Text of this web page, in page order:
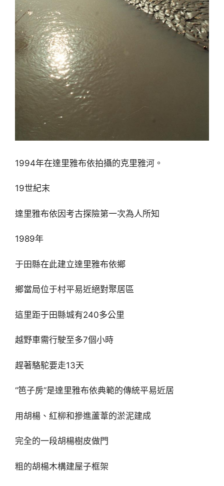
1994年在達里雅布依拍攝的克里雅河。
19世紀末
達里雅布依因考古探險第一次為人所知
1989年
于田縣在此建立達里雅布依鄉
鄉當局位于村平易近絕對聚居區
這里距于田縣城有240多公里
越野車需行駛至多7個小時
趕著駱駝要走13天
“笆子房”是達里雅布依典範的傳統平易近居
用胡楊、紅柳和摻進蘆葦的淤泥建成
完全的一段胡楊樹皮做門
粗的胡楊木構建屋子框架